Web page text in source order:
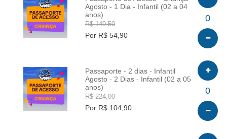
INFO
Agosto - 1 Dia - Infantil (02 a 04
anos)
R$ 149,50
Por R$ 54,90
0
INFO
Passaporte - 2 dias - Infantil
Agosto - 2 Dias - Infantil (02 a 05
anos)
R$ 224,00
Por R$ 104,90
0